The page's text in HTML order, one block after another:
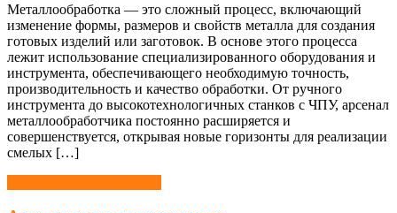
Металлообработка — это сложный процесс, включающий
изменение формы, размеров и свойств металла для создания
готовых изделий или заготовок. В основе этого процесса
лежит использование специализированного оборудования и
инструмента, обеспечивающего необходимую точность,
производительность и качество обработки. От ручного
инструмента до высокотехнологичных станков с ЧПУ, арсенал
металлообработчика постоянно расширяется и
совершенствуется, открывая новые горизонты для реализации
смелых […]